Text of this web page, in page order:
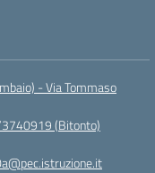
- Via Tommaso
(Bitonto)